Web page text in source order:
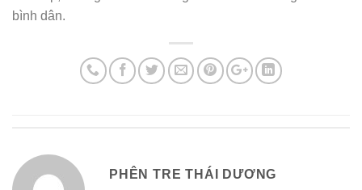
bình dân.
PHÊN TRE THÁI DƯƠNG